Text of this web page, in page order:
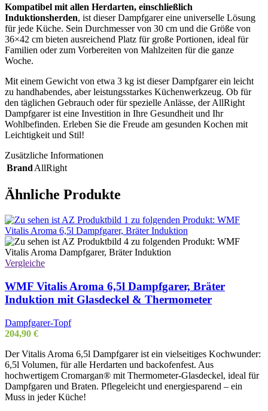
Kompatibel mit allen Herdarten, einschließlich
Induktionsherden, ist dieser Dampfgarer eine universelle Lösung
für jede Küche. Sein Durchmesser von 30 cm und die Größe von
36×42 cm bieten ausreichend Platz für große Portionen, ideal für
Familien oder zum Vorbereiten von Mahlzeiten für die ganze
Woche.
Mit einem Gewicht von etwa 3 kg ist dieser Dampfgarer ein leicht
zu handhabendes, aber leistungsstarkes Küchenwerkzeug. Ob für
den täglichen Gebrauch oder für spezielle Anlässe, der AllRight
Dampfgarer ist eine Investition in Ihre Gesundheit und Ihr
Wohlbefinden. Erleben Sie die Freude am gesunden Kochen mit
Leichtigkeit und Stil!
Zusätzliche Informationen
Brand AllRight
Ähnliche Produkte
Vergleiche
WMF Vitalis Aroma 6,5l Dampfgarer, Bräter
Induktion mit Glasdeckel & Thermometer
Dampfgarer-Topf
204,90 €
Der Vitalis Aroma 6,5l Dampfgarer ist ein vielseitiges Kochwunder:
6,5l Volumen, für alle Herdarten und backofenfest. Aus
hochwertigem Cromargan® mit Thermometer-Glasdeckel, ideal für
Dampfgaren und Braten. Pflegeleicht und energiesparend – ein
Muss in jeder Küche!